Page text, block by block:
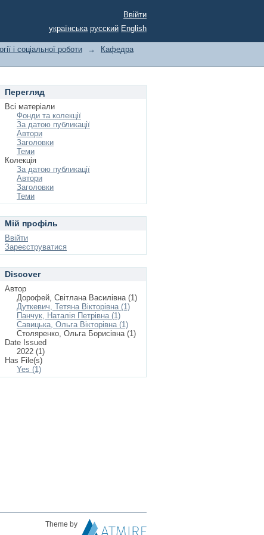
Ввійти
українська русский English
і соціальної роботи →
Кафедра
Перегляд
Всі матеріали
Фонди та колекції
За датою публикації
Автори
Заголовки
Теми
Колекція
За датою публикації
Автори
Заголовки
Теми
Мій профіль
Ввійти
Зареєструватися
Discover
Автор
Дорофей, Світлана Василівна (1)
Дуткевич, Тетяна Вікторівна (1)
Панчук, Наталія Петрівна (1)
Савицька, Ольга Вікторівна (1)
Столяренко, Ольга Борисівна (1)
Date Issued
2022 (1)
Has File(s)
Yes (1)
Theme by